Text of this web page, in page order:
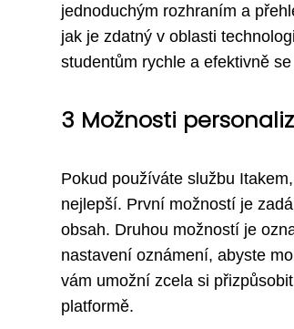
jednoduchým rozhraním a
jak je zdatný v oblasti
studentům rychle a efektivně
3 Možnosti
Pokud používáte službu
nejlepší. První možností je
obsah. Druhou možností je
nastavení oznámení, abyste
vám umožní zcela si
platformě.